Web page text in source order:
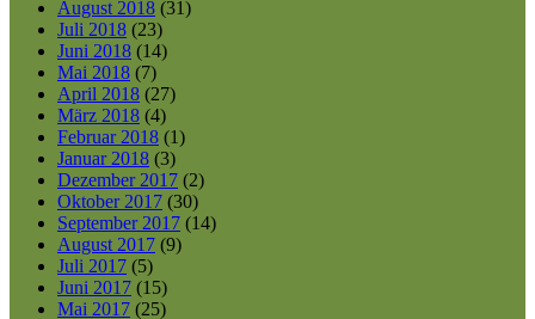
August 2018 (31)
Juli 2018 (23)
Juni 2018 (14)
Mai 2018 (7)
April 2018 (27)
März 2018 (4)
Februar 2018 (1)
Januar 2018 (3)
Dezember 2017 (2)
Oktober 2017 (30)
September 2017 (14)
August 2017 (9)
Juli 2017 (5)
Juni 2017 (15)
Mai 2017 (25)